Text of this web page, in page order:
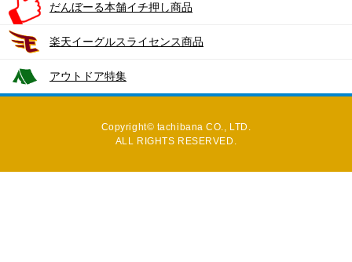
だんぼーる本舗イチ押し商品
楽天イーグルスライセンス商品
アウトドア特集
Copyright© tachibana CO., LTD.
ALL RIGHTS RESERVED.